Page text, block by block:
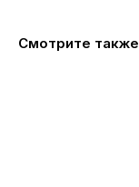
Смотрите также